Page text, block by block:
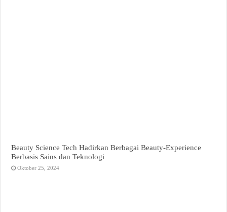
Beauty Science Tech Hadirkan Berbagai Beauty-Experience
Berbasis Sains dan Teknologi
Oktober 25, 2024